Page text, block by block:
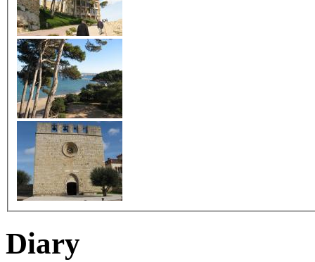
Diary